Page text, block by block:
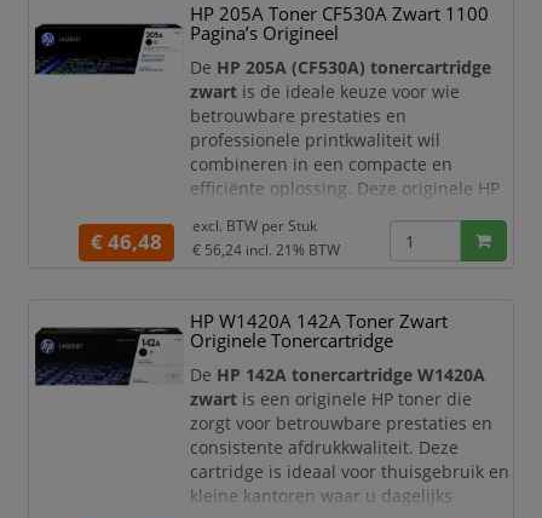
pagina’sis deze tonercartridge perfect
geschikt voor thuiswerkplekken en
kleine tot middelgrote kantoren. U
profiteert va
HP 205A Toner CF530A Zwart 1100
Pagina’s Origineel
De HP 205A (CF530A) tonercartridge
zwart is de ideale keuze voor wie
betrouwbare prestaties en
professionele printkwaliteit wil
combineren in een compacte en
efficiënte oplossing. Deze originele HP
zwarte tinten, waardoor uw
documenten altijd een verzorgde en
Met een capaciteit tot circa1.100
pagina’sis deze tonercartridge perfect
geschikt voor thuiswerkplekken en
kleine
€ 46,48
excl. BTW per Stuk
€ 56,24 incl. 21% BTW
HP W1420A 142A Toner Zwart
Originele Tonercartridge
De HP 142A tonercartridge W1420A
zwart is een originele HP toner die
zorgt voor betrouwbare prestaties en
consistente afdrukkwaliteit. Deze
cartridge is ideaal voor thuisgebruik en
kleine kantoren waar u dagelijks